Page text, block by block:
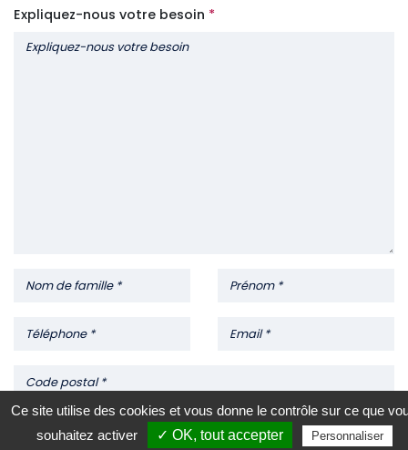
Expliquez-nous votre besoin
J'accepte la politique de confidentialitéde CGV-
Ce site utilise des cookies et vous donne le contrôle sur ce que
souhaitez activer
✓ OK, tout accepter Personnaliser